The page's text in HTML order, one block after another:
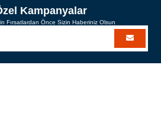
Kampanyalar
Fırsatlardan Önce Sizin Haberiniz Olsun